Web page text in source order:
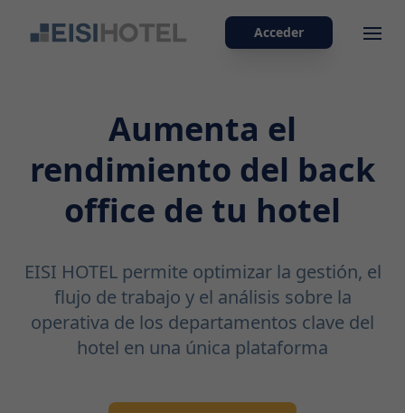
Acceder
Aumenta el
rendimiento del back
office de tu hotel
EISI HOTEL permite optimizar la gestión, el
flujo de trabajo y el análisis sobre la
operativa de los departamentos clave del
hotel en una única plataforma